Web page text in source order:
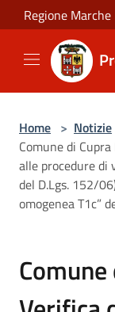
Salta al contenuto
Regione Marche
Home > Notizie
Comune di
alle procedure di
del D.Lgs. 152/
omogenea T1c”